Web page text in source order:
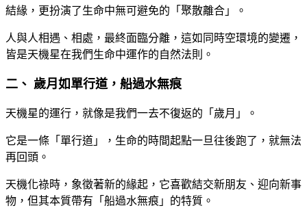
結緣，更扮演了生命中無可避免的「聚散離合」。
人與人相遇、相處，最終面臨分離，這如同時空環境的變遷，
皆是天機星在我們生命中運作的自然法則。
二、 歲月如單行道，船過水無痕
天機星的運行，就像是我們一去不復返的「歲月」。
它是一條「單行道」，生命的時間起點一旦往後跑了，就無法
再回頭。
天機化祿時，象徵著新的緣起，它喜歡結交新朋友、迎向新事
物，但其本質帶有「船過水無痕」的特質。